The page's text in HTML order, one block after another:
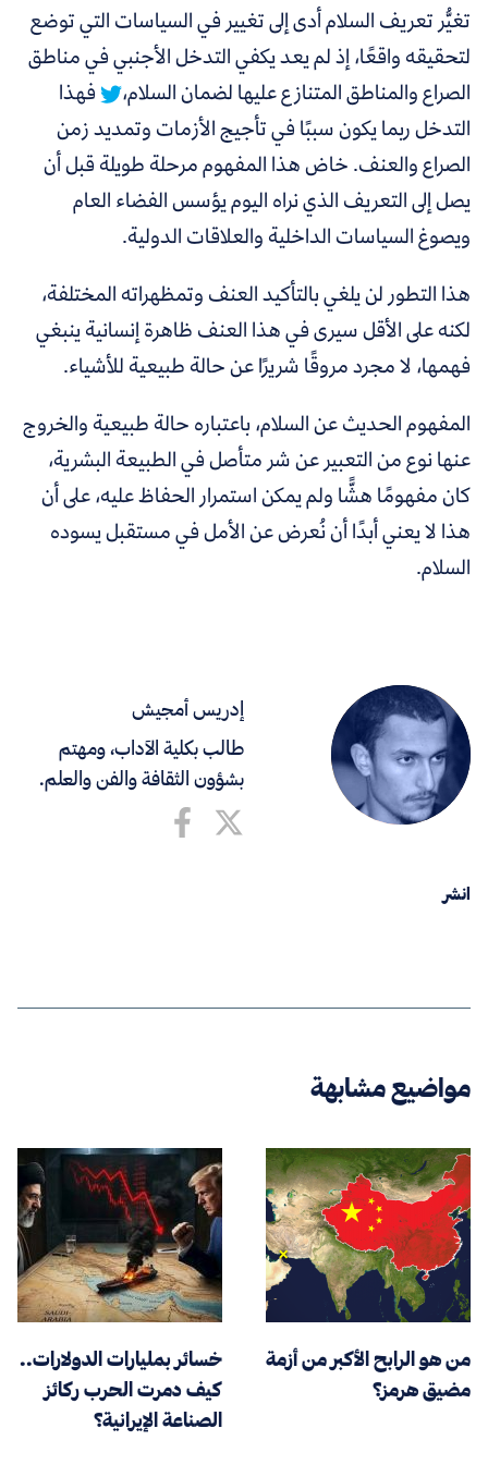
إدريس أمجيش
طالب بكلية الآداب، ومهتم
بشؤون الثقافة والفن والعلم.
انشر
تغيُّر تعريف السلام أدى إلى تغيير في السياسات التي توضع
لتحقيقه واقعًا، إذلم يعد يكفي التدخل الأجنبي في مناطق
الصراع والمناطق المتنازع عليها لضمان السلام،
فهذا
التدخل ربما يكون سببًا في تأجيج الأزمات وتمديد زمن
الصراع والعنف. خاض هذا المفهوم مرحلة طويلة قبل أن
يصل إلى التعريف الذي نراه اليوم يؤسس الفضاء العام
ويصوغ السياسات الداخلية والعلاقات الدولية.
هذا التطور لن يلغي بالتأكيد العنف وتمظهراته المختلفة،
لكنه على الأقل سيرى في هذا العنف ظاهرة إنسانية ينبغي
فهمها، لا مجرد مروقًا شريرًا عن حالة طبيعية للأشياء.
المفهوم الحديث عن السلام، باعتباره حالة طبيعية والخروج
عنها نوع من التعبير عن شر متأصل في الطبيعة البشرية،
كان مفهومًا هشًّا ولم يمكن استمرار الحفاظ عليه، على أن
هذا لا يعني أبدًا أن نُعرض عن الأمل في مستقبل يسوده
السلام.
مواضيع مشابهة
من هو الرابح الأكبر من أزمة
مضيق هرمز؟
خسائر بمليارات الدولارات..
كيف دمرت الحرب ركائز
الصناعة الإيرانية؟